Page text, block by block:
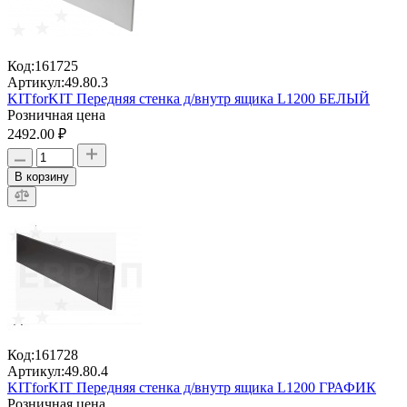
Код:161725
Артикул:49.80.3
KITforKIT Передняя стенка д/внутр ящика L1200 БЕЛЫЙ
Розничная цена
2492.00 ₽
В корзину
Код:161728
Артикул:49.80.4
KITforKIT Передняя стенка д/внутр ящика L1200 ГРАФИК